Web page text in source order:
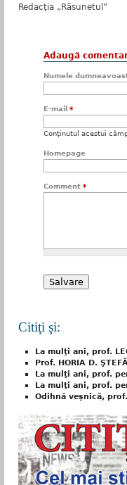
Redacţia „Răsunetul”
Adaugă
Numele
E-mail *
Conţinutul acestui
Homepage
Comment *
Citiţi şi:
La mulţi ani, prof.
Prof. HORIA D.
La mulţi ani, prof.
La mulţi ani, prof.
Odihnă veşnică,